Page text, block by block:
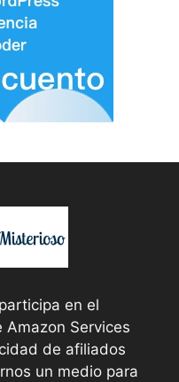
en el
Services
de afiliados
un medio para